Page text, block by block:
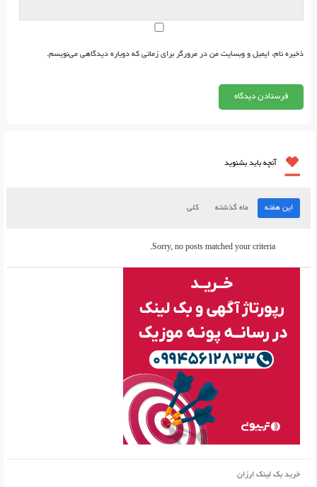
ذخیره نام، ایمیل و وبسایت من در مرورگر برای زمانی که دوباره دیدگاهی می‌نویسم.
آنچه باید بشنوید
این هفته ماه گذشته کلی
Sorry, no posts matched your criteria.
خرید بک لینک ارزان